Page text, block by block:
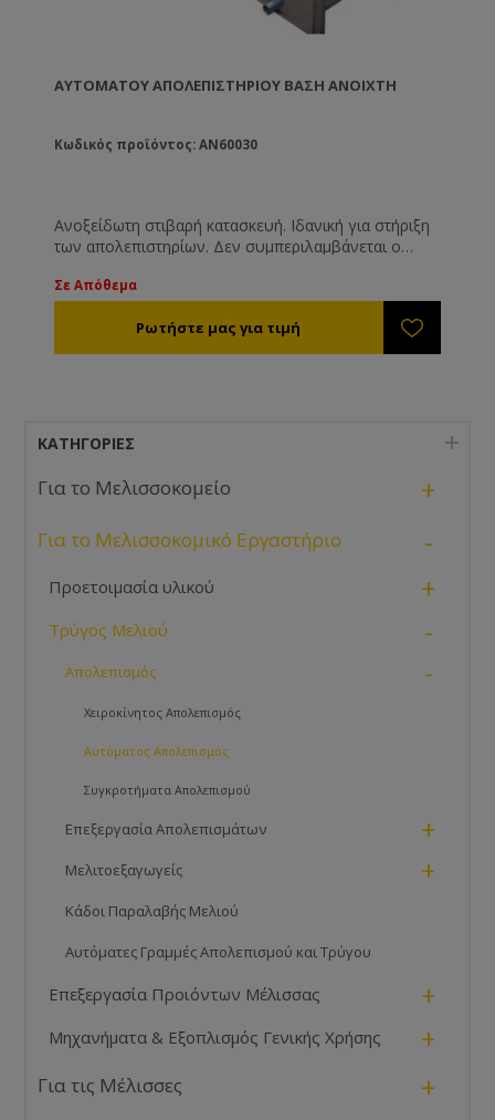
ΑΥΤΌΜΑΤΟΥ ΑΠΟΛΕΠΙΣΤΗΡΊΟΥ ΒΆΣΗ ΑΝΟΙΧΤΉ
Κωδικός προϊόντος: AN60030
Ανοξείδωτη στιβαρή κατασκευή. Ιδανική για στήριξη
των απολεπιστηρίων. Δεν συμπεριλαμβάνεται ο
Σε Απόθεμα
ΚΑΤΗΓΟΡΊΕΣ
Για το Μελισσοκομείο +
Για το Μελισσοκομικό Εργαστήριο -
Προετοιμασία υλικού +
Τρύγος Μελιού -
Απολεπισμός -
Χειροκίνητος Απολεπισμός
Αυτόματος Απολεπισμός
Συγκροτήματα Απολεπισμού
Επεξεργασία Απολεπισμάτων +
Μελιτοεξαγωγείς +
Κάδοι Παραλαβής Μελιού
Αυτόματες Γραμμές Απολεπισμού και Τρύγου
Επεξεργασία Προιόντων Μέλισσας +
Μηχανήματα & Εξοπλισμός Γενικής Χρήσης +
Για τις Μέλισσες +